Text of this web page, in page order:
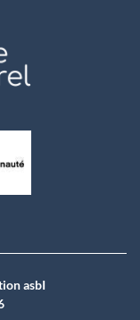
asbI